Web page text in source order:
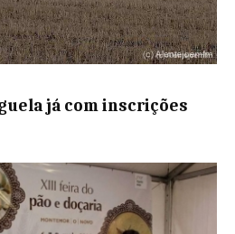
já com inscrições